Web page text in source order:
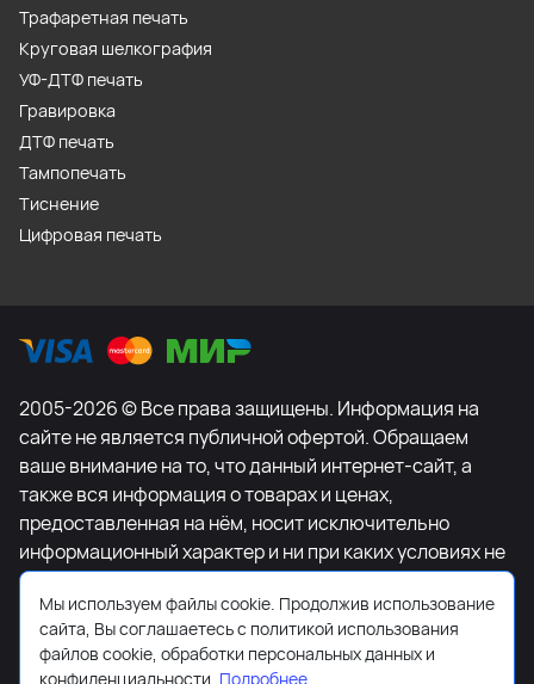
Трафаретная печать
Круговая шелкография
УФ-ДТФ печать
Гравировка
ДТФ печать
Тампопечать
Тиснение
Цифровая печать
2005-2026 © Все права защищены. Информация на
сайте не является публичной офертой. Обращаем
ваше внимание на то, что данный интернет-сайт, а
также вся информация о товарах и ценах,
предоставленная на нём, носит исключительно
информационный характер и ни при каких условиях не
является публичной офертой, определяемой
положениями Статьи 437 Гражданского кодекса
Российской Федерации. Для получения подробной
информации о наличии и стоимости указанных
Мы используем файлы cookie. Продолжив использование
сайта, Вы соглашаетесь с политикой использования
файлов cookie, обработки персональных данных и
конфиденциальности. Подробнее